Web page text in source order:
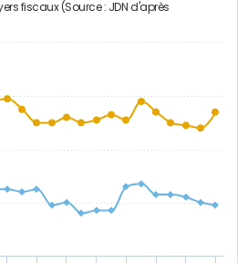
fiscaux (Source : JDN d'après